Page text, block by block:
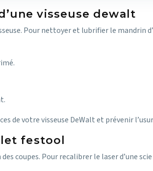
visseuse dewalt
Pour nettoyer et lubrifier le mandrin
votre visseuse DeWalt et prévenir
festool
coupes. Pour recalibrer le laser d’une